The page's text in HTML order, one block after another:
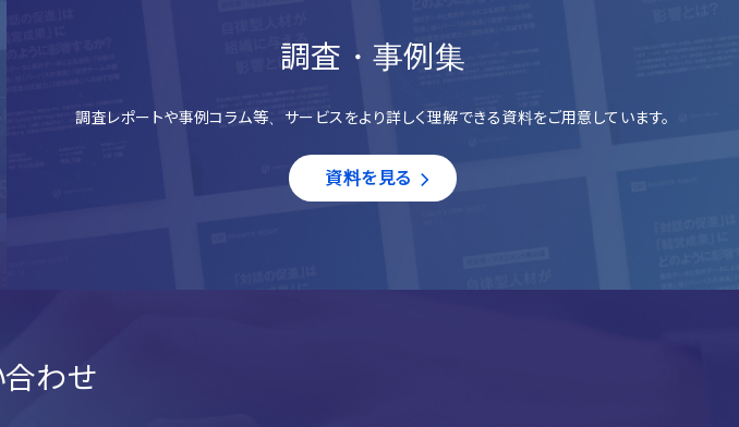
調査・事例集
調査レポートや事例コラム等、サービスをより詳しく理解できる資料をご用意しています。
資料を見る
わせ